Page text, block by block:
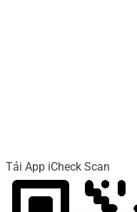
Tải App iCheck Scan